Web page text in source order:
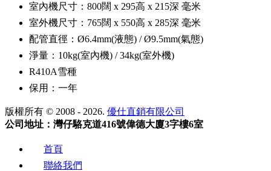
室內機尺寸：800闊 x 295高 x 215深 毫米
室外機尺寸：765闊 x 550高 x 285深 毫米
配管直徑：Ø6.4mm(液態) / Ø9.5mm(氣態)
淨量：10kg(室內機) / 34kg(室外機)
R410A雪種
保用：一年
版權所有 © 2008 - 2026. 優仕直銷有限公司
公司地址：灣仔駱克道416號偉德大廈3字樓6室
首頁
聯絡我們